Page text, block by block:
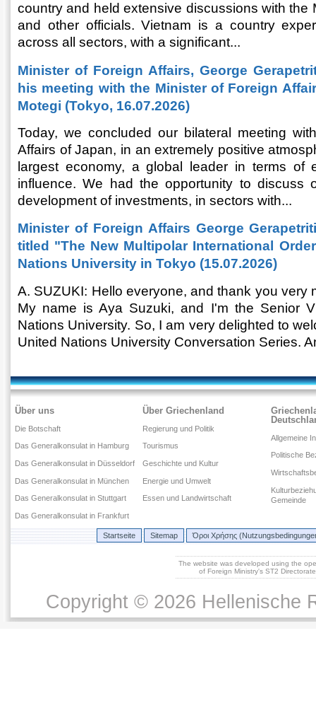
country and held extensive discussions with the
and other officials. Vietnam is a country
across all sectors, with a significant...
Minister of Foreign Affairs, George
his meeting with the Minister of Foreign
Motegi (Tokyo, 16.07.2026)
Today, we concluded our bilateral meeting
Affairs of Japan, in an extremely positive
largest economy, a global leader in terms of
influence. We had the opportunity to discuss
development of investments, in sectors with...
Minister of Foreign Affairs George
titled "The New Multipolar International
Nations University in Tokyo (15.07.2026)
A. SUZUKI: Hello everyone, and thank you very
My name is Aya Suzuki, and I'm the Senior
Nations University. So, I am very delighted to
United Nations University Conversation Series.
Über uns
Die Botschaft
Das Generalkonsulat in Hamburg
Das Generalkonsulat in Düsseldorf
Das Generalkonsulat in München
Das Generalkonsulat in Stuttgart
Das Generalkonsulat in Frankfurt
Über Griechenland
Regierung und Politik
Tourismus
Geschichte und Kultur
Energie und Umwelt
Essen und Landwirtschaft
Allgemeine
Politische
Gemeinde
Startseite Sitemap Όροι Χρήσης
The website was developed using the
of Foreign Ministry's ST2
Copyright © 2026 Hellenische